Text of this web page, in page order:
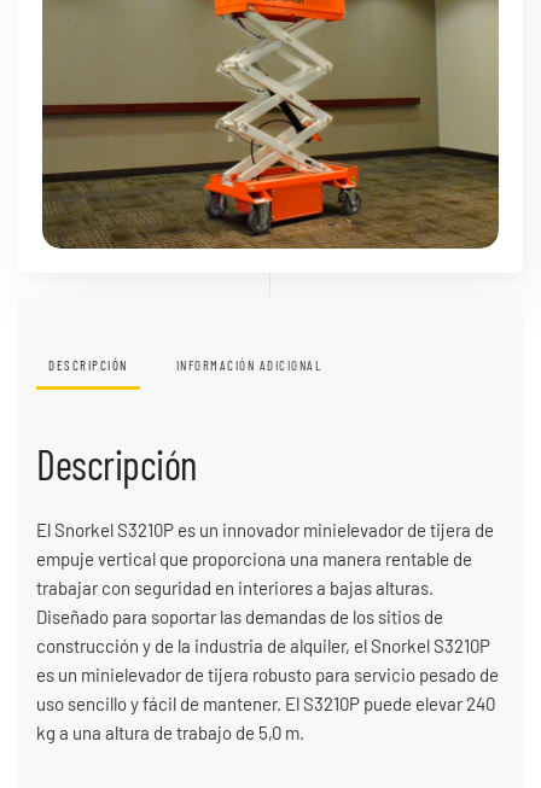
DESCRIPCIÓN INFORMACIÓN ADICIONAL
Descripción
El Snorkel S3210P es un innovador minielevador de tijera de
empuje vertical que proporciona una manera rentable de
trabajar con seguridad en interiores a bajas alturas.
Diseñado para soportar las demandas de los sitios de
construcción y de la industria de alquiler, el Snorkel S3210P
es un minielevador de tijera robusto para servicio pesado de
uso sencillo y fácil de mantener. El S3210P puede elevar 240
kg a una altura de trabajo de 5,0 m.